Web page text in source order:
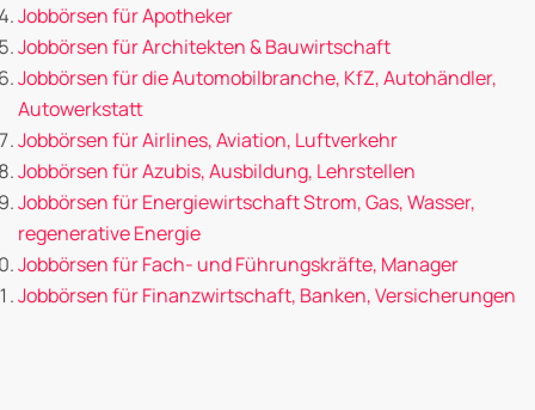
Jobbörsen für Apotheker
Jobbörsen für Architekten & Bauwirtschaft
Jobbörsen für die Automobilbranche, KfZ, Autohändler,
Autowerkstatt
Jobbörsen für Airlines, Aviation, Luftverkehr
Jobbörsen für Azubis, Ausbildung, Lehrstellen
Jobbörsen für Energiewirtschaft Strom, Gas, Wasser,
regenerative Energie
Jobbörsen für Fach- und Führungskräfte, Manager
Jobbörsen für Finanzwirtschaft, Banken, Versicherungen